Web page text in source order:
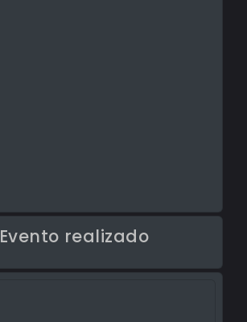
Evento realizado